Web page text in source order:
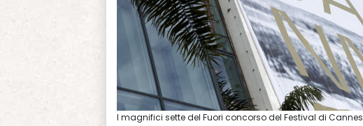
I magnifici sette del Fuori concorso del Festival di Cannes